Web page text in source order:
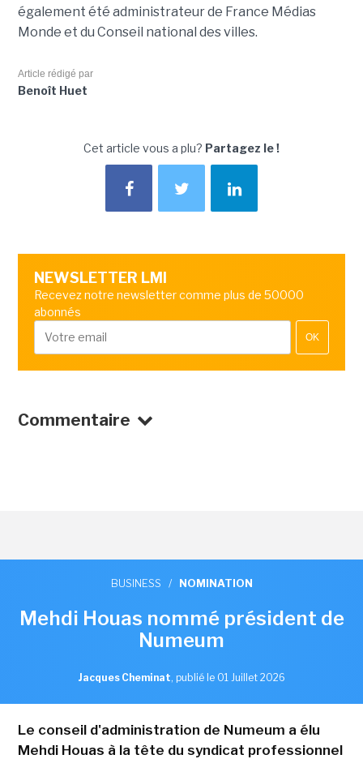
également été administrateur de France Médias
Monde et du Conseil national des villes.
Article rédigé par
Benoît Huet
Cet article vous a plu? Partagez le !
NEWSLETTER LMI
Recevez notre newsletter comme plus de 50000
abonnés
OK
Commentaire
BUSINESS / NOMINATION
Mehdi Houas nommé président de
Numeum
Jacques Cheminat, publié le 01 Juillet 2026
Le conseil d'administration de Numeum a élu
Mehdi Houas à la tête du syndicat professionnel